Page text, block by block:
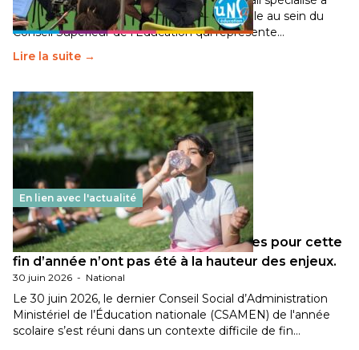
travaillé sur la transition écologique de l’Ecole au sein du
Conseil Supérieur de l’Éducation qui représente…
Lire la suite →
En lien avec l'actualité
Les décisions ministérielles attendues pour cette
fin d’année n’ont pas été à la hauteur des enjeux.
30 juin 2026 - National
Le 30 juin 2026, le dernier Conseil Social d’Administration
Ministériel de l’Éducation nationale (CSAMEN) de l'année
scolaire s’est réuni dans un contexte difficile de fin…